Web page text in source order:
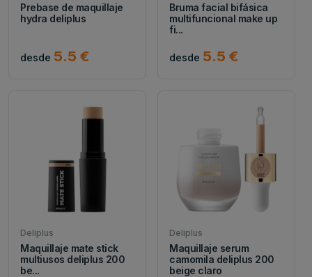
Prebase de maquillaje
hydra deliplus
desde 5.5 €
Bruma facial bifásica
multifuncional make up
fi...
desde 5.5 €
Deliplus
Maquillaje mate stick
multiusos deliplus 200
be...
Deliplus
Maquillaje serum
camomila deliplus 200
beige claro